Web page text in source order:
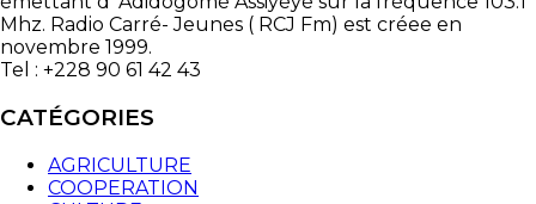
Mhz. Radio Carré- Jeunes ( RCJ Fm) est créee en
novembre 1999.
Tel : +228 90 61 42 43
CATÉGORIES
AGRICULTURE
COOPERATION